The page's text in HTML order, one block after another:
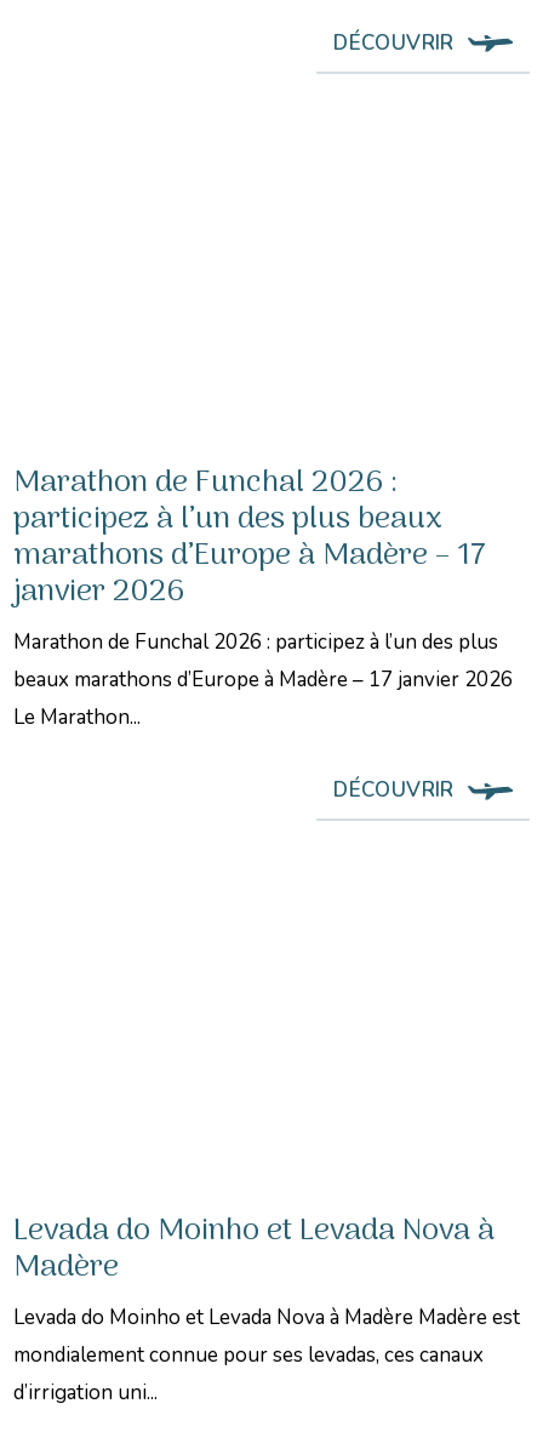
DÉCOUVRIR
Marathon de Funchal 2026 :
participez à l’un des plus beaux
marathons d’Europe à Madère – 17
janvier 2026
Marathon de Funchal 2026 : participez à l’un des plus
beaux marathons d’Europe à Madère – 17 janvier 2026
Le Marathon...
DÉCOUVRIR
Levada do Moinho et Levada Nova à
Madère
Levada do Moinho et Levada Nova à Madère Madère est
mondialement connue pour ses levadas, ces canaux
d’irrigation uni...